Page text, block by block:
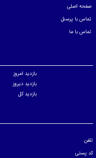
صفحه اصلی
تماس با پرسنل
تماس با ما
بازدید امروز
بازدید دیروز
بازدید کل
تلفن
کد پستی